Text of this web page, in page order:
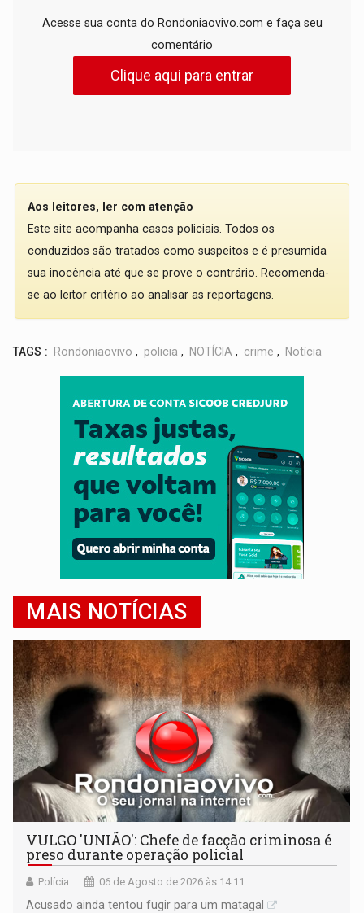
Acesse sua conta do Rondoniaovivo.com e faça seu
comentário
Clique aqui para entrar
Aos leitores, ler com atenção
Este site acompanha casos policiais. Todos os
conduzidos são tratados como suspeitos e é presumida
sua inocência até que se prove o contrário. Recomenda-
se ao leitor critério ao analisar as reportagens.
TAGS : Rondoniaovivo , policia , NOTÍCIA , crime , Notícia
MAIS NOTÍCIAS
VULGO 'UNIÃO': Chefe de facção criminosa é
preso durante operação policial
Polícia 06 de Agosto de 2026 às 14:11
Acusado ainda tentou fugir para um matagal